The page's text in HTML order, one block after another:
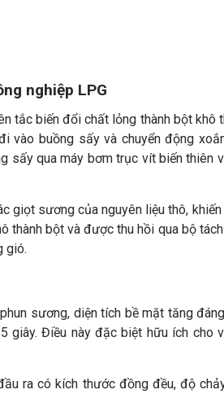
nghiệp LPG
tắc biến đổi chất lỏng thành bột khô
vào buồng sấy và chuyển động
sấy qua máy bơm trục vít biến thiên
giọt sương của nguyên liệu thô,
thành bột và được thu hồi qua bộ
gió.
sương, diện tích bề mặt tăng
giây. Điều này đặc biệt hữu ích cho
ra có kích thước đồng đều, độ